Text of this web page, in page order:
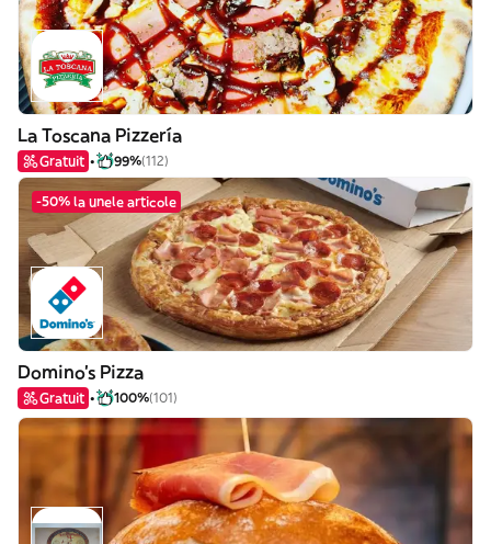
La Toscana Pizzería
Gratuit 99%(112)
-50% la unele articole
Domino's Pizza
Gratuit 100%(101)